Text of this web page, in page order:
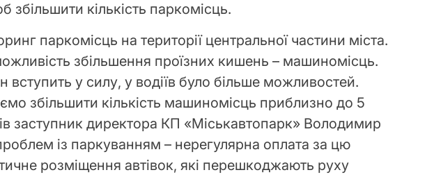
збільшити кількість паркомісць.
паркомісць на території центральної частини міста.
збільшення проїзних кишень – машиномісць.
вступить у силу, у водіїв було більше можливостей.
збільшити кількість машиномісць приблизно до 5
заступник директора КП «Міськавтопарк» Володимир
із паркуванням – нерегулярна оплата за цю
розміщення автівок, які перешкоджають руху